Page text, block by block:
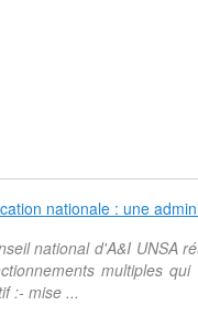
national d'A&I UNSA
multiples
:- mise ...